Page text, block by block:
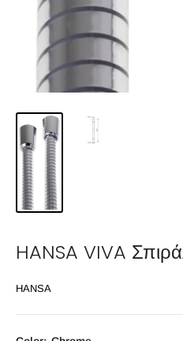
HANSA VIVA
HANSA